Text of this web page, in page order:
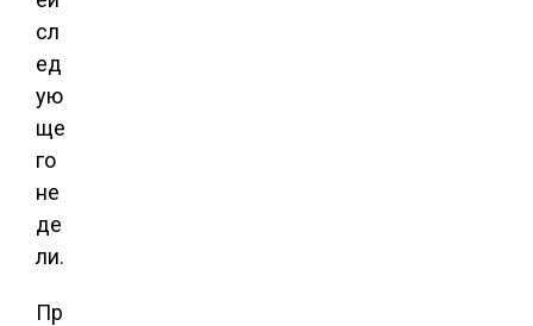
сл
ед
ую
ще
го
не
де
ли.
Пр